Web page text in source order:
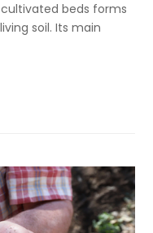
beds forms
soil. Its main